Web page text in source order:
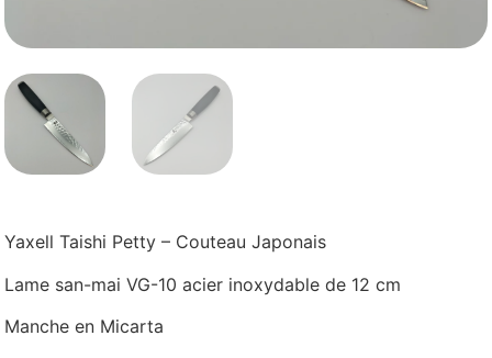
Yaxell Taishi Petty – Couteau Japonais
Lame san-mai VG-10 acier inoxydable de 12 cm
Manche en Micarta